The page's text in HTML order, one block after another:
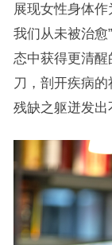
展现女性身体
我们从未被治愈
态中获得更清
刀，剖开疾病
残缺之躯迸发出